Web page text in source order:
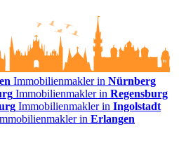
Immobilienmakler in Nürnberg
Immobilienmakler in Regensburg
Immobilienmakler in Ingolstadt
in Erlangen